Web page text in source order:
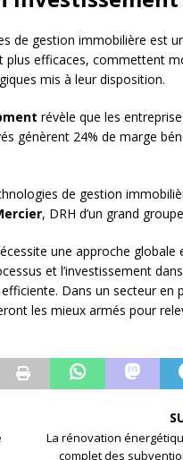
de gestion immobilière est
efficaces, commettent
mis à leur disposition.
révèle que les
génèrent 24% de marge
de gestion
, DRH d’un grand
une approche globale
et l’investissement
Dans un secteur en
les mieux armés pour
La rénovation
complet des